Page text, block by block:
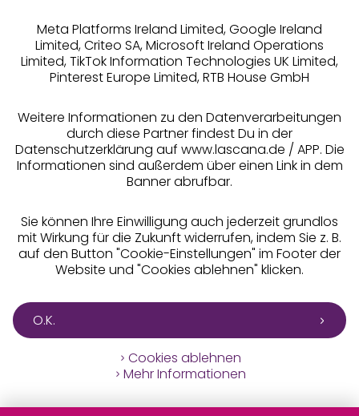
Alle Preise inkl. MwSt., zzgl.
Versandkosten
Meta Platforms Ireland Limited, Google Ireland
Limited, Criteo SA, Microsoft Ireland Operations
Limited, TikTok Information Technologies UK Limited,
Pinterest Europe Limited, RTB House GmbH
Weitere Informationen zu den Datenverarbeitungen
durch diese Partner findest Du in der
Datenschutzerklärung auf www.lascana.de / APP. Die
Informationen sind außerdem über einen Link in dem
Banner abrufbar.
Sie können Ihre Einwilligung auch jederzeit grundlos
mit Wirkung für die Zukunft widerrufen, indem Sie z. B.
auf den Button "Cookie-Einstellungen" im Footer der
Website und "Cookies ablehnen" klicken.
O.K.
Cookies ablehnen
Mehr Informationen